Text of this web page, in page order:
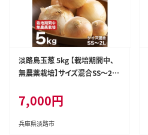
淡路島玉葱 5kg 【栽培期間中、
無農薬栽培】サイズ混合SS～2L
7,000円
兵庫県淡路市